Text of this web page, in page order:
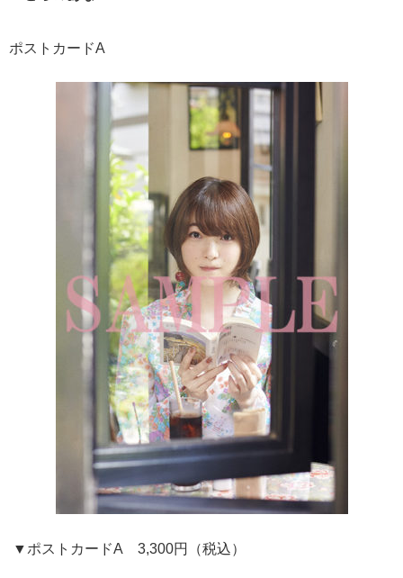
ポストカードA
▼ポストカードA 3,300円（税込）